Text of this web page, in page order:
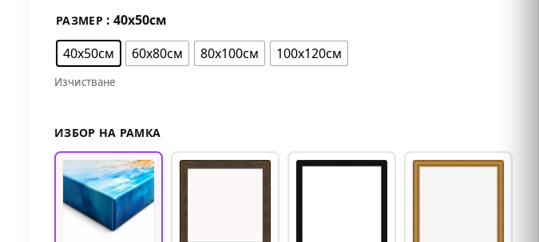
РАЗМЕР : 40х50см
40х50см
60х80см 80х100см 100х120см
Изчистване
ИЗБОР НА РАМКА